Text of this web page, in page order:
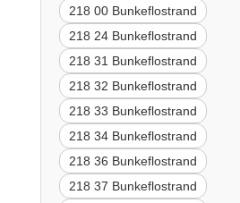
218 00 Bunkeflostrand
218 24 Bunkeflostrand
218 31 Bunkeflostrand
218 32 Bunkeflostrand
218 33 Bunkeflostrand
218 34 Bunkeflostrand
218 36 Bunkeflostrand
218 37 Bunkeflostrand